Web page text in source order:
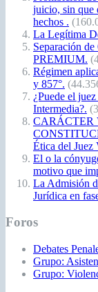
juicio, sin que
hechos .
La Legítima
Separación
PREMIUM.
Régimen
y 857°.
¿Puede el
Intermedia?.
CARÁCTER
Ética del Juez
El o la
motivo que
La Admisión
Jurídica en
Foros
Debates
Grupo:
Grupo: